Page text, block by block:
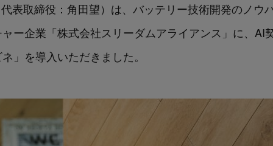
取締役：角田望）は、バッテリー技術開発のノウ
ー企業「株式会社スリーダムアライアンス」に、AI
」を導入いただきました。